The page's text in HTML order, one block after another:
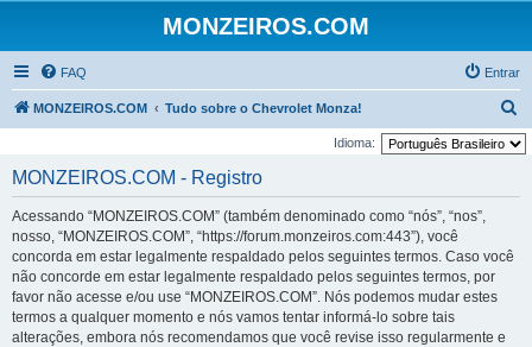
MONZEIROS.COM
FAQ Entrar
MONZEIROS.COM Tudo sobre o Chevrolet Monza!
e
Idioma:
MONZEIROS.COM - Registro
Acessando “MONZEIROS.COM” (também denominado como “nós”, “nos”,
nosso, “MONZEIROS.COM”, “https://forum.monzeiros.com:443”), você
concorda em estar legalmente respaldado pelos seguintes termos. Caso você
não concorde em estar legalmente respaldado pelos seguintes termos, por
favor não acesse e/ou use “MONZEIROS.COM”. Nós podemos mudar estes
termos a qualquer momento e nós vamos tentar informá-lo sobre tais
alterações, embora nós recomendamos que você revise isso regularmente e